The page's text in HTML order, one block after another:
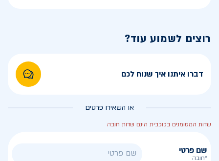
רוצים לשמוע עוד?
דברו איתנו איך שנוח לכם
או השאירו פרטים
שדות המסומנים בכוכבית הינם שדות חובה
שם פרטי
*חובה